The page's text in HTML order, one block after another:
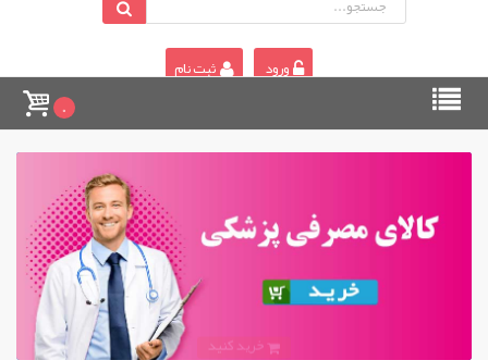
ورود ثبت نام
0